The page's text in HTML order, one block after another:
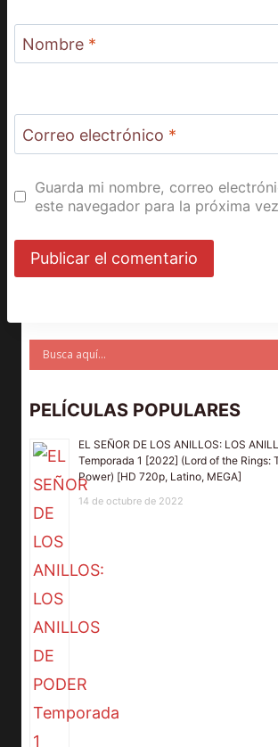
Nombre *
Correo electrónico *
Guarda mi nombre, correo
este navegador para la próxima
PELÍCULAS POPULARES
EL SEÑOR DE LOS ANILLOS: LOS
Temporada 1 [2022] (Lord of the Rings:
Power) [HD 720p, Latino, MEGA]
14 de octubre de 2022